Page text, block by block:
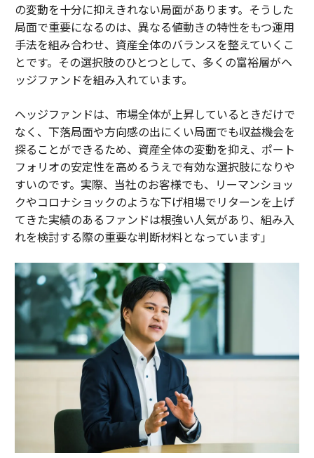
の変動を十分に抑えきれない局面があります。そうした
局面で重要になるのは、異なる値動きの特性をもつ運用
手法を組み合わせ、資産全体のバランスを整えていくこ
とです。その選択肢のひとつとして、多くの富裕層がヘ
ッジファンドを組み入れています。
ヘッジファンドは、市場全体が上昇しているときだけで
なく、下落局面や方向感の出にくい局面でも収益機会を
探ることができるため、資産全体の変動を抑え、ポート
フォリオの安定性を高めるうえで有効な選択肢になりや
すいのです。実際、当社のお客様でも、リーマンショッ
クやコロナショックのような下げ相場でリターンを上げ
てきた実績のあるファンドは根強い人気があり、組み入
れを検討する際の重要な判断材料となっています」